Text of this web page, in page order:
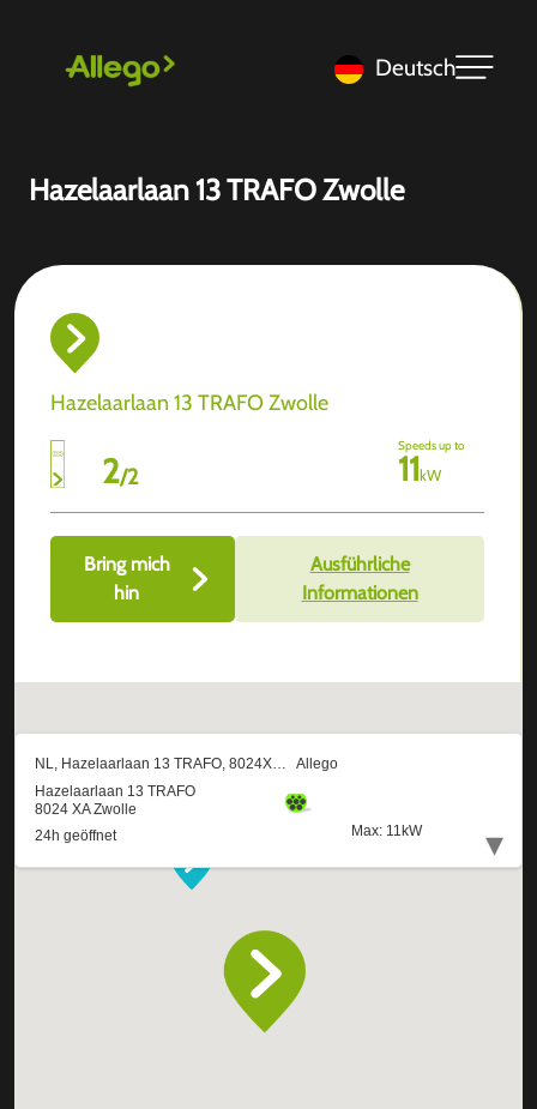
Deutsch
Hazelaarlaan 13 TRAFO Zwolle
Hazelaarlaan 13 TRAFO Zwolle
2/2
Speeds up to
11kW
Bring mich
hin
Ausführliche
Informationen